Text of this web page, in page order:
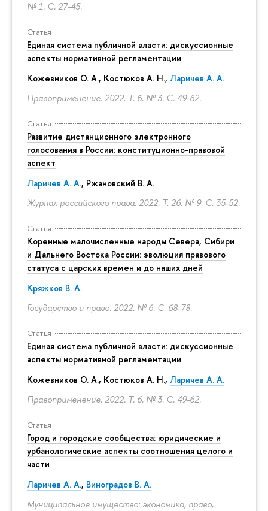
№ 1. С. 27-45.
Статья
Единая система публичной власти: дискуссионные
аспекты нормативной регламентации
Кожевников О. А., Костюков А. Н., Ларичев А. А.
Правоприменение. 2022. Т. 6. № 3. С. 49-62.
Статья
Развитие дистанционного электронного
голосования в России: конституционно-правовой
аспект
Ларичев А. А., Ржановский В. А.
Журнал российского права. 2022. Т. 26. № 9. С. 35-52.
Статья
Коренные малочисленные народы Севера, Сибири
и Дальнего Востока России: эволюция правового
статуса с царских времен и до наших дней
Кряжков В. А.
Государство и право. 2022. № 6. С. 68-78.
Статья
Единая система публичной власти: дискуссионные
аспекты нормативной регламентации
Кожевников О. А., Костюков А. Н., Ларичев А. А.
Правоприменение. 2022. Т. 6. № 3. С. 49-62.
Статья
Город и городские сообщества: юридические и
урбанологические аспекты соотношения целого и
части
Ларичев А. А., Виноградов В. А.
Муниципальное имущество: экономика, право,